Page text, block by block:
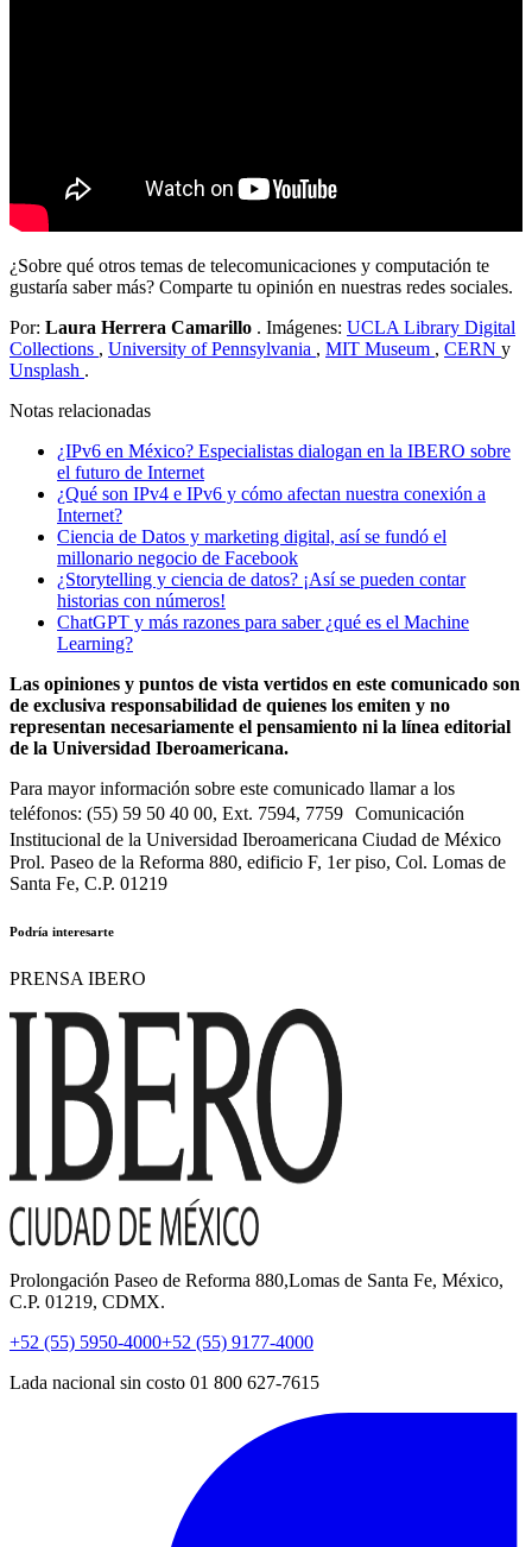
¿Sobre qué otros temas de telecomunicaciones y computación te
gustaría saber más? Comparte tu opinión en nuestras redes sociales.
Por: Laura Herrera Camarillo . Imágenes: UCLA Library Digital
Collections , University of Pennsylvania , MIT Museum , CERN y
Unsplash .
Notas relacionadas
¿IPv6 en México? Especialistas dialogan en la IBERO sobre
el futuro de Internet
¿Qué son IPv4 e IPv6 y cómo afectan nuestra conexión a
Internet?
Ciencia de Datos y marketing digital, así se fundó el
millonario negocio de Facebook
¿Storytelling y ciencia de datos? ¡Así se pueden contar
historias con números!
ChatGPT y más razones para saber ¿qué es el Machine
Learning?
Las opiniones y puntos de vista vertidos en este comunicado son
de exclusiva responsabilidad de quienes los emiten y no
representan necesariamente el pensamiento ni la línea editorial
de la Universidad Iberoamericana.
Para mayor información sobre este comunicado llamar a los
teléfonos: (55) 59 50 40 00, Ext. 7594, 7759 Comunicación
Institucional de la Universidad Iberoamericana Ciudad de México
Prol. Paseo de la Reforma 880, edificio F, 1er piso, Col. Lomas de
Santa Fe, C.P. 01219
Podría interesarte
PRENSA IBERO
Prolongación Paseo de Reforma 880,Lomas de Santa Fe, México,
C.P. 01219, CDMX.
+52 (55) 5950-4000+52 (55) 9177-4000
Lada nacional sin costo 01 800 627-7615